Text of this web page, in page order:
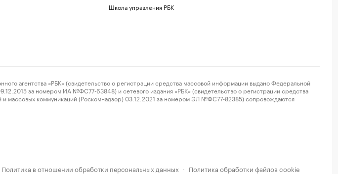
Школа управления РБК
«РБК» (свидетельство о регистрации средства массовой информации выдано Федеральной
за номером ИА №ФС77-63848) и сетевого издания «РБК» (свидетельство о регистрации средства
массовых коммуникаций (Роскомнадзор) 03.12.2021 за номером ЭЛ №ФС77-82385) сопровождаются
Политика в отношении обработки персональных данных · Политика обработки файлов cookie